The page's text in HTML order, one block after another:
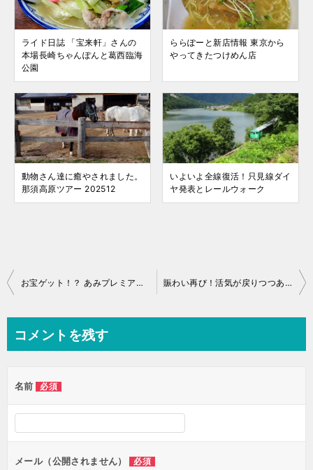
ライド日誌 「宝来軒」さんの
本場長崎ちゃんぽんと葛西臨海
公園
ららぽーと新店情報 東京から
やってきたつけめん店
動物さん達に癒やされました。
那須高原ツアー 202512
いよいよ全線復活！只見線ダイ
ヤ発表とレールウォーク
投
ビ
ー
シ
ョ
ン
お宝ゲット！？ あみプレミアム・アウトレットでお買い物と「グルービー」さんでもりもりスパ 賑わい再び！活気が戻りつつある浅草三社祭へ
コメントを残す
名前 必須
メール（公開されません） 必須